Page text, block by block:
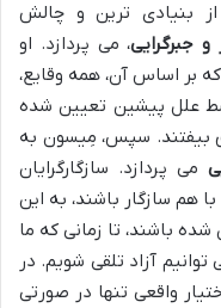
بنیادی ترین و چالش
و جبرگرایی، می پردازد. او
بر اساس آن، همه وقایع،
علل پیشین تعیین شده
بیفتند. سپس، مِیسون به
می پردازد. سازگارگرایان
هم سازگار باشند، به این
باشند، تا زمانی که ما
آزاد تلقی شویم. در
واقعی تنها در صورتی